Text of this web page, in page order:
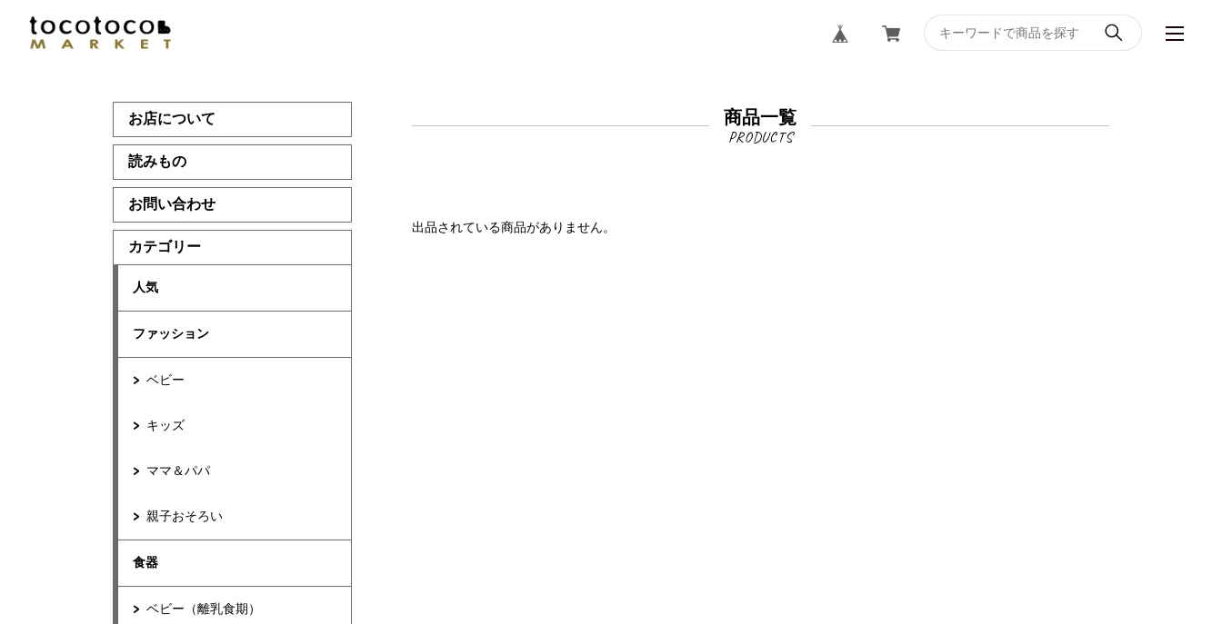
お店について
読みもの
お問い合わせ
カテゴリー
人気
ファッション
ベビー
キッズ
ママ＆パパ
親子おそろい
食器
ベビー（離乳食期）
商品一覧
出品されている商品がありません。